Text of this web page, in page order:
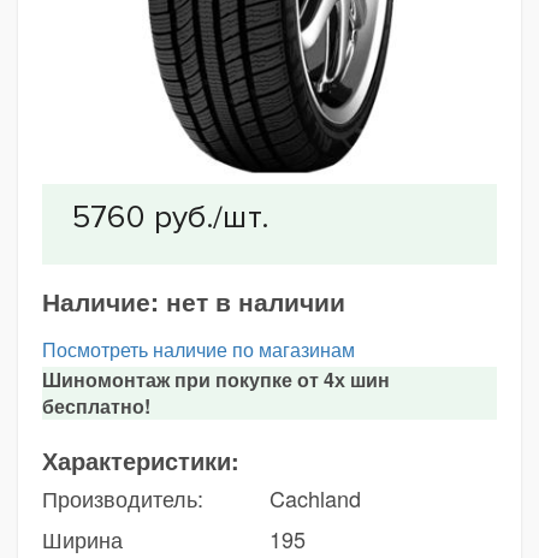
Наличие: нет в наличии
Посмотреть наличие по магазинам
Шиномонтаж при покупке от 4х шин
бесплатно!
Характеристики:
Производитель:
Cachland
Ширина
195